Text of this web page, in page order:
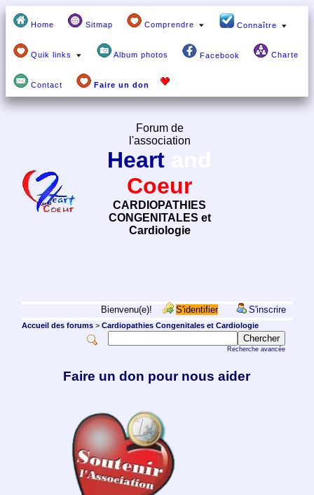
Home Sitmap Comprendre Connaître
Quik links Album photos Facebook Charte
Contact Faire un don
Forum de
l'association
Heart
Coeur
CARDIOPATHIES
CONGENITALES et
Cardiologie
Bienvenu(e)! S'identifier S'inscrire
Accueil des forums> Cardiopathies Congenitales et Cardiologie
Recherche avancée
Faire un don pour nous aider